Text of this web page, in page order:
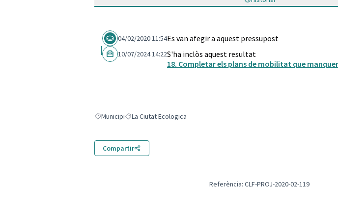
04/02/2020 11:54Es van afegir a aquest pressupost
10/07/2024 14:22S'ha inclòs aquest resultat
18. Completar els plans de mobilitat que
Resultats en filtrar per: Municipi
MunicipiResultats en filtrar per: La Ciutat Ecologica
La Ciutat Ecologica
Compartir
Referència: CLF-PROJ-2020-02-119